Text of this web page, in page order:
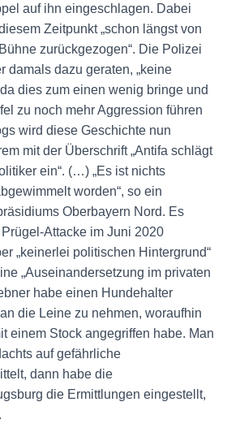
auf ihn eingeschlagen. Dabei
Zeitpunkt „schon längst von
zurückgezogen“. Die Polizei
damals dazu geraten, „keine
dies zum einen wenig bringe und
zu noch mehr Aggression führen
wird diese Geschichte nun
mit der Überschrift „Antifa schlägt
ein“. (…) „Es ist nichts
worden“, so ein
Oberbayern Nord. Es
Attacke im Juni 2020
„keinerlei politischen Hintergrund“
„Auseinandersetzung im privaten
habe einen Hundehalter
die Leine zu nehmen, woraufhin
einem Stock angegriffen habe. Man
auf gefährliche
dann habe die
die Ermittlungen eingestellt,